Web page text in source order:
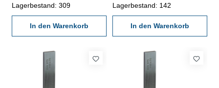
Lagerbestand: 309
In den Warenkorb
Lagerbestand: 142
In den Warenkorb